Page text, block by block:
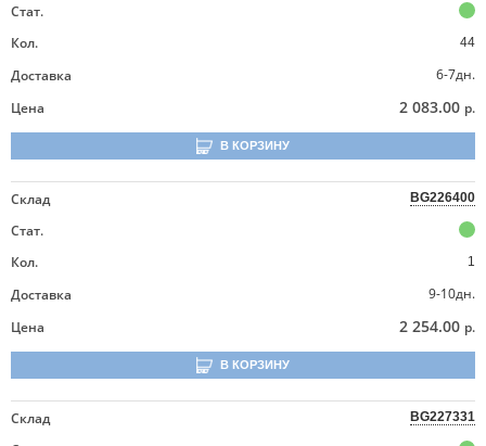
Стат.
Кол.
44
Доставка
6-7дн.
Цена
2 083.00 р.
В КОРЗИНУ
Склад BG226400
Стат.
Кол.
1
Доставка
9-10дн.
Цена
2 254.00 р.
В КОРЗИНУ
Склад BG227331